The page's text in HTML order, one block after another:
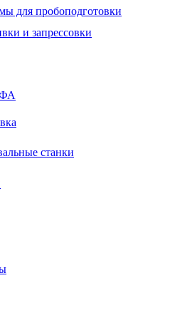
для пробоподготовки
и запрессовки
станки